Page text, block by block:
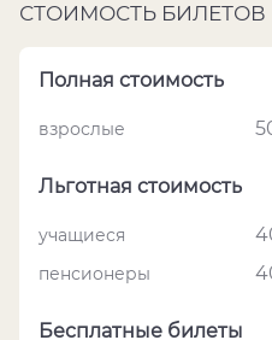
СТОИМОСТЬ БИЛЕТОВ
Полная стоимость
взрослые
Льготная стоимость
учащиеся
пенсионеры
Бесплатные билеты